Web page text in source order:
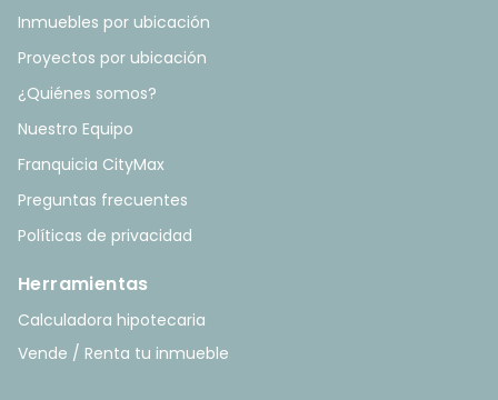
Inmuebles por ubicación
Proyectos por ubicación
¿Quiénes somos?
Nuestro Equipo
Franquicia CityMax
Preguntas frecuentes
Políticas de privacidad
Herramientas
Calculadora hipotecaria
Vende / Renta tu inmueble